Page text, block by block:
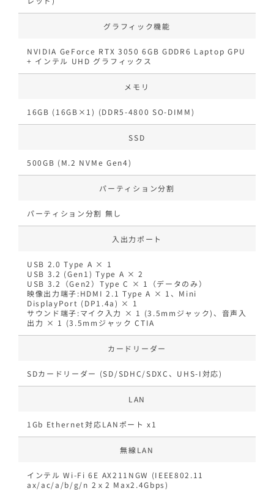
グラフィック機能
NVIDIA GeForce RTX 3050 6GB GDDR6 Laptop GPU
+ インテル UHD グラフィックス
メモリ
16GB (16GB×1) (DDR5-4800 SO-DIMM)
SSD
500GB (M.2 NVMe Gen4)
パーティション分割
パーティション分割 無し
入出力ポート
USB 2.0 Type A × 1
USB 3.2 (Gen1) Type A × 2
USB 3.2（Gen2）Type C × 1（データのみ）
映像出力端子:HDMI 2.1 Type A × 1、Mini
DisplayPort (DP1.4a) × 1
サウンド端子:マイク入力 × 1 (3.5mmジャック)、音声入
出力 × 1 (3.5mmジャック CTIA
カードリーダー
SDカードリーダー (SD/SDHC/SDXC、UHS-I対応)
LAN
1Gb Ethernet対応LANポート x1
無線LAN
インテル Wi-Fi 6E AX211NGW (IEEE802.11
ax/ac/a/b/g/n 2ｘ2 Max2.4Gbps)